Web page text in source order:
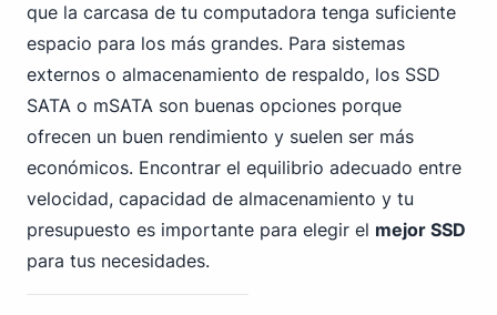
que la carcasa de tu computadora tenga suficiente
espacio para los más grandes. Para sistemas
externos o almacenamiento de respaldo, los SSD
SATA o mSATA son buenas opciones porque
ofrecen un buen rendimiento y suelen ser más
económicos. Encontrar el equilibrio adecuado entre
velocidad, capacidad de almacenamiento y tu
presupuesto es importante para elegir el mejor SSD
para tus necesidades.